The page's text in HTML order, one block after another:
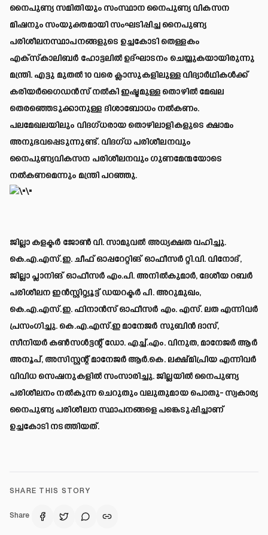
നൈപുണ്യ സമിതിയും സംസ്ഥാന നൈപുണ്യ വികസന
മിഷനും സംയുക്തമായി സംഘടിപ്പിച്ച നൈപുണ്യ
പരിശീലനസ്ഥാപനങ്ങളുടെ ഉച്ചകോടി തെള്ളകം
എക്‌സ്‌കാലിബർ ഹോട്ടലിൽ ഉദ്ഘാടനം ചെയ്യുകയായിരുന്നു
മന്ത്രി. എട്ടു മുതൽ 10 വരെ ക്ലാസുകളിലുള്ള വിദ്യാർഥികൾക്ക്
കരിയർഗൈഡൻസ് നൽകി ഇഷ്ടമുള്ള തൊഴിൽ മേഖല
തെരഞ്ഞെടുക്കാനുള്ള ദിശാബോധം നൽകണം.
പലമേഖലയിലും വിദഗ്ധരായ തൊഴിലാളികളുടെ ക്ഷാമം
അനുഭവപ്പെടുന്നുണ്ട്. വിദഗ്ധ പരിശീലനവും
നൈപുണ്യവികസന പരിശീലനവും ഗുണമേന്മയോടെ
നൽകണമെന്നും മന്ത്രി പറഞ്ഞു.
ജില്ലാ കളക്ടർ ജോൺ വി. സാമുവൽ അധ്യക്ഷത വഹിച്ചു.
കെ.എ.എസ്.ഇ. ചീഫ് ഓപ്പറേറ്റിങ് ഓഫീസർ റ്റി.വി. വിനോദ്,
ജില്ലാ പ്ലാനിങ് ഓഫീസർ എം.പി. അനിൽകുമാർ, ദേശീയ റബർ
പരിശീലന ഇൻസ്റ്റിറ്റ്യൂട്ട് ഡയറക്ടർ പി. അറുമുഖം,
കെ.എ.എസ്.ഇ. ഫിനാൻസ് ഓഫീസർ എം. എസ്. ലത എന്നിവർ
പ്രസംഗിച്ചു. കെ.എ.എസ്.ഇ മാനേജർ സുബിൻ ദാസ്,
സീനിയർ കൺസൾട്ടന്റ് ഡോ. എച്ച്.എം. വിനുത, മാനേജർ ആർ
അനൂപ്, അസിസ്റ്റന്റ് മാനേജർ ആർ.കെ. ലക്ഷ്മിപ്രിയ എന്നിവർ
വിവിധ സെഷനുകളിൽ സംസാരിച്ചു. ജില്ലയിൽ നൈപുണ്യ
പരിശീലനം നൽകുന്ന ചെറുതും വലുതുമായ പൊതു- സ്വകാര്യ
നൈപുണ്യ പരിശീലന സ്ഥാപനങ്ങളെ പങ്കെടുപ്പിച്ചാണ്
ഉച്ചകോടി നടത്തിയത്.
SHARE THIS STORY
Share